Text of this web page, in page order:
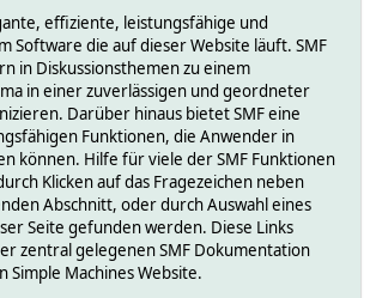
effiziente, leistungsfähige und
Software die auf dieser Website läuft. SMF
in Diskussionsthemen zu einem
in einer zuverlässigen und geordneter
Darüber hinaus bietet SMF eine
Funktionen, die Anwender in
können. Hilfe für viele der SMF Funktionen
Klicken auf das Fragezeichen neben
Abschnitt, oder durch Auswahl eines
Seite gefunden werden. Diese Links
zentral gelegenen SMF Dokumentation
Simple Machines Website.